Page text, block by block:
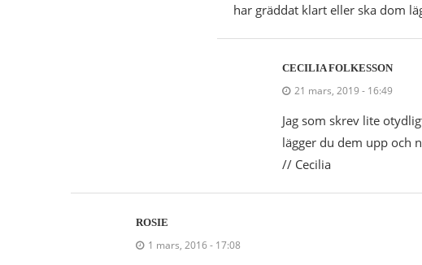
har gräddat klart eller ska dom
CECILIA FOLKESSON
21 mars, 2019 - 16:49
Jag som skrev lite
lägger du dem upp och
// Cecilia
ROSIE
1 mars, 2016 - 17:08